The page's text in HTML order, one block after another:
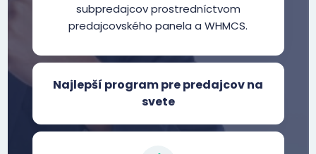
subpredajcov prostredníctvom
predajcovského panela a WHMCS.
Najlepší program pre predajcov na
svete